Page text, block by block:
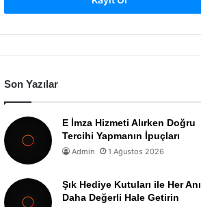
Son Yazılar
E İmza Hizmeti Alırken Doğru
Tercihi Yapmanın İpuçları
Admin 1 Ağustos 2026
Şık Hediye Kutuları ile Her Anı
Daha Değerli Hale Getirin